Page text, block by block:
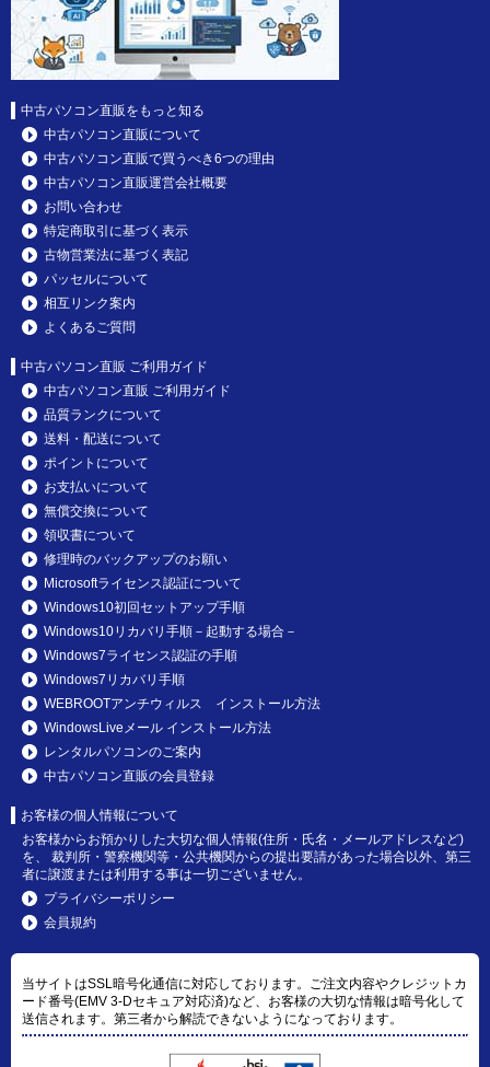
中古パソコン直販をもっと知る
中古パソコン直販について
中古パソコン直販で買うべき6つの理由
中古パソコン直販運営会社概要
お問い合わせ
特定商取引に基づく表示
古物営業法に基づく表記
パッセルについて
相互リンク案内
よくあるご質問
中古パソコン直販 ご利用ガイド
中古パソコン直販 ご利用ガイド
品質ランクについて
送料・配送について
ポイントについて
お支払いについて
無償交換について
領収書について
修理時のバックアップのお願い
Microsoftライセンス認証について
Windows10初回セットアップ手順
Windows10リカバリ手順－起動する場合－
Windows7ライセンス認証の手順
Windows7リカバリ手順
WEBROOTアンチウィルス インストール方法
WindowsLiveメール インストール方法
レンタルパソコンのご案内
中古パソコン直販の会員登録
お客様の個人情報について
お客様からお預かりした大切な個人情報(住所・氏名・メールアドレスなど)
を、 裁判所・警察機関等・公共機関からの提出要請があった場合以外、第三
者に譲渡または利用する事は一切ございません。
プライバシーポリシー
会員規約
当サイトはSSL暗号化通信に対応しております。ご注文内容やクレジットカ
ード番号(EMV 3-Dセキュア対応済)など、お客様の大切な情報は暗号化して
送信されます。第三者から解読できないようになっております。